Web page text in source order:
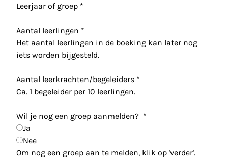
Leerjaar of groep *
Aantal leerlingen *
Het aantal leerlingen in de boeking kan later nog
iets worden bijgesteld.
Aantal leerkrachten/begeleiders *
Ca. 1 begeleider per 10 leerlingen.
Wil je nog een groep aanmelden? *
Ja
Nee
Om nog een groep aan te melden, klik op 'verder'.